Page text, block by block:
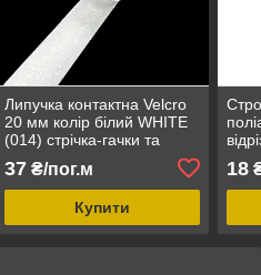
Липучка контактна Velcro
20 мм колір білий WHITE
(014) стрічка-гачки та
loop/hook
37₴/пог.м
Купити
18